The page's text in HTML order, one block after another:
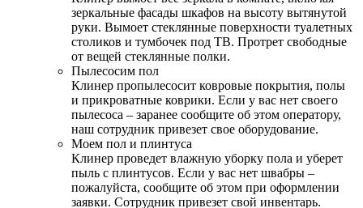
зеркальные фасады шкафов на высоту вытянутой
руки. Вымоет стеклянные поверхности туалетных
столиков и тумбочек под ТВ. Протрет свободные
от вещей стеклянные полки.
Пылесосим пол
Клинер пропылесосит ковровые покрытия, полы
и прикроватные коврики. Если у вас нет своего
пылесоса – заранее сообщите об этом оператору,
наш сотрудник привезет свое оборудование.
Моем пол и плинтуса
Клинер проведет влажную уборку пола и уберет
пыль с плинтусов. Если у вас нет швабры –
пожалуйста, сообщите об этом при оформлении
заявки. Сотрудник привезет свой инвентарь.